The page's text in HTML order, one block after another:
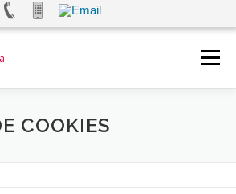
Menú
TELEFONÍA FIJA
COOKIES